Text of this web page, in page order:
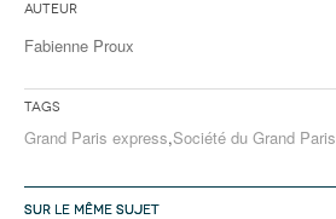
Auteur
Fabienne Proux
Tags
Grand Paris express,Société du Grand Paris
SUR LE MÊME SUJET